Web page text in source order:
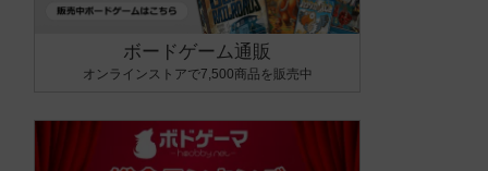
ボードゲーム通販
オンラインストアで7,500商品を販売中